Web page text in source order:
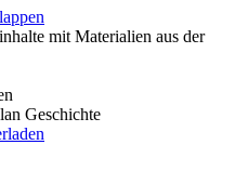
mit Materialien aus der
Geschichte